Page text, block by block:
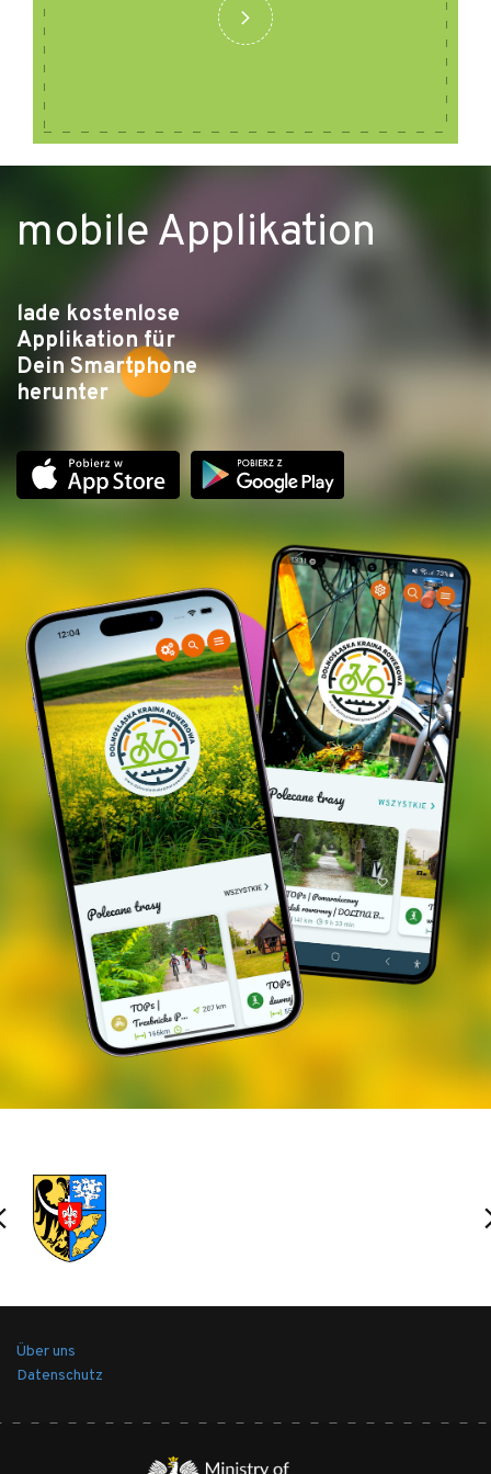
mobile Applikation
lade kostenlose
Applikation für
Dein Smartphone
herunter
Über uns
Datenschutz